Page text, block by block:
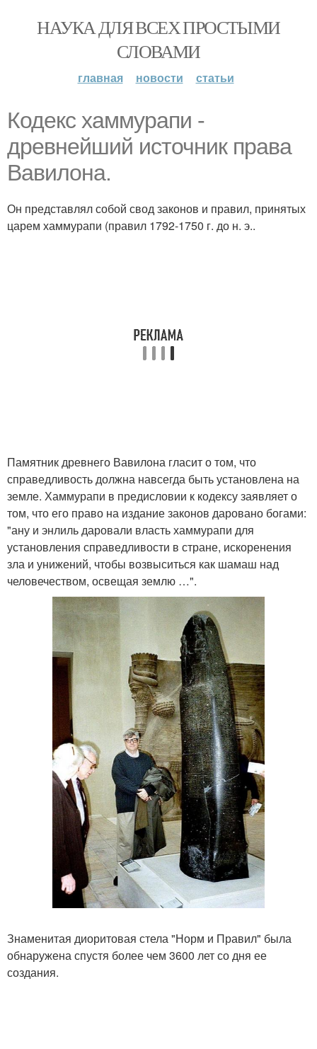
НАУКА ДЛЯ ВСЕХ ПРОСТЫМИ
СЛОВАМИ
главная новости статьи
Кодекс хаммурапи -
древнейший источник права
Вавилона.
Он представлял собой свод законов и правил, принятых
царем хаммурапи (правил 1792-1750 г. до н. э..
Памятник древнего Вавилона гласит о том, что
справедливость должна навсегда быть установлена на
земле. Хаммурапи в предисловии к кодексу заявляет о
том, что его право на издание законов даровано богами:
"ану и энлиль даровали власть хаммурапи для
установления справедливости в стране, искоренения
зла и унижений, чтобы возвыситься как шамаш над
человечеством, освещая землю …".
Знаменитая диоритовая стела "Норм и Правил" была
обнаружена спустя более чем 3600 лет со дня ее
создания.